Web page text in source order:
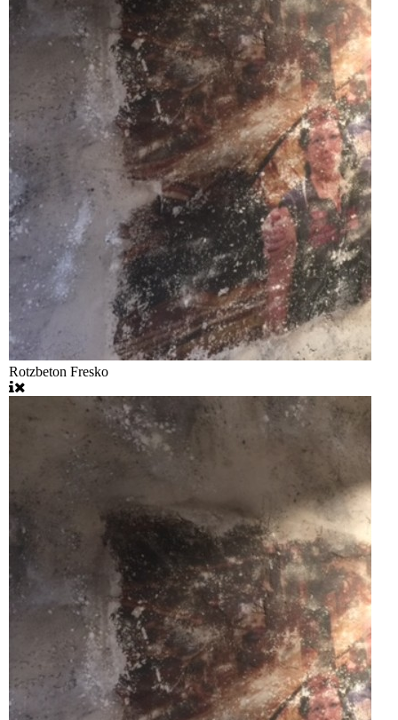
Rotzbeton Fresko